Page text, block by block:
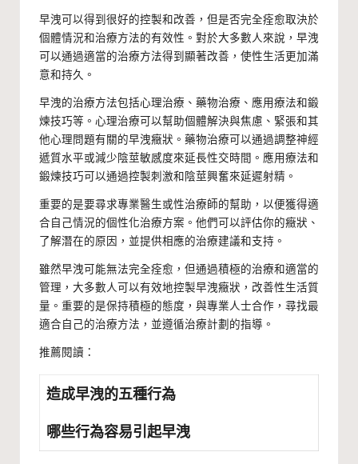
早洩可以得到很好的控製和改善，但是否完全痊愈取決於
個體情況和治療方法的有效性。對於大多數人來說，早洩
可以通過適當的治療方法得到顯著改善，使性生活更加滿
意和持久。
早洩的治療方法包括心理治療、藥物治療、應用療法和鍛
煉技巧等。心理治療可以幫助個體解決與焦慮、緊張和其
他心理問題有關的早洩癥狀。藥物治療可以通過調整神經
遞質水平或減少陰莖敏感度來延長性交時間。應用療法和
鍛煉技巧可以通過控製刺激和陰莖興奮來延遲射精。
重要的是要尋求專業醫生或性治療師的幫助，以便獲得適
合自己情況的個性化治療方案。他們可以評估你的癥狀、
了解潛在的原因，並提供相應的治療建議和支持。
雖然早洩可能無法完全痊愈，但通過積極的治療和適當的
管理，大多數人可以有效地控製早洩癥狀，改善性生活質
量。重要的是保持積極的態度，與專業人士合作，尋找最
適合自己的治療方法，並遵循治療計劃的指導。
推薦閱讀：
造成早洩的五種行為
哪些行為容易引起早洩